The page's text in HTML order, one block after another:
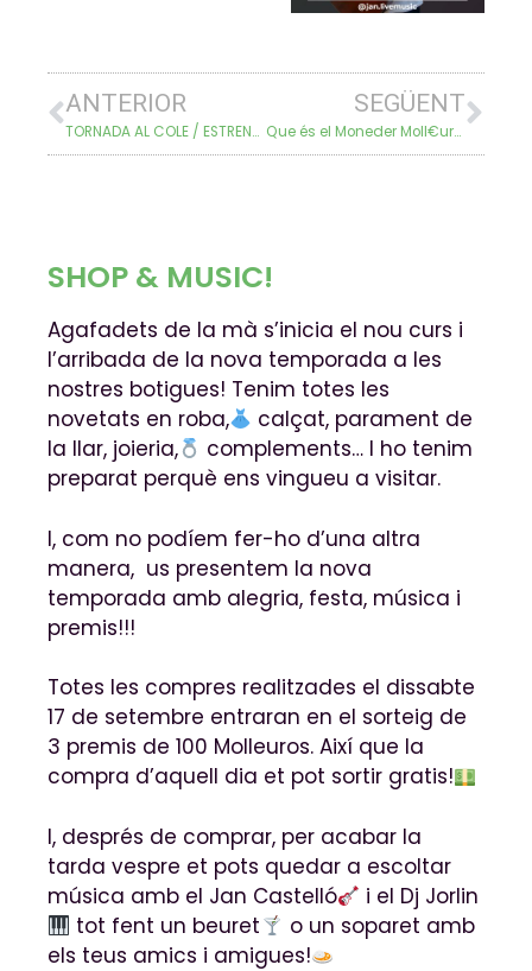
ANTERIOR
TORNADA AL COLE / ESTRENA DE TADEO JONES 3!
SEGÜENT
Que és el Moneder Moll€uro?
SHOP & MUSIC!
Agafadets de la mà s’inicia el nou curs i
l’arribada de la nova temporada a les
nostres botigues! Tenim totes les
novetats en roba,
calçat, parament de
la llar, joieria,
complements… I ho tenim
preparat perquè ens vingueu a visitar.
I, com no podíem fer-ho d’una altra
manera, us presentem la nova
temporada amb alegria, festa, música i
premis!!!
Totes les compres realitzades el dissabte
17 de setembre entraran en el sorteig de
3 premis de 100 Molleuros. Així que la
compra d’aquell dia et pot sortir gratis!
I, després de comprar, per acabar la
tarda vespre et pots quedar a escoltar
música amb el Jan Castelló
i el Dj Jorlin
tot fent un beuret
o un soparet amb
els teus amics i amigues!